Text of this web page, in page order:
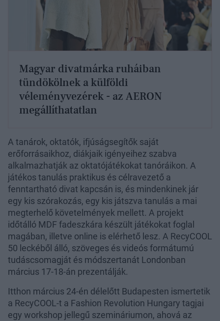
Magyar divatmárka ruháiban
tündökölnek a külföldi
véleményvezérek - az AERON
megállíthatatlan
A tanárok, oktatók, ifjúságsegítők saját
erőforrásaikhoz, diákjaik igényeihez szabva
alkalmazhatják az oktatójátékokat tanóráikon. A
játékos tanulás praktikus és célravezető a
fenntartható divat kapcsán is, és mindenkinek jár
egy kis szórakozás, egy kis játszva tanulás a mai
megterhelő követelmények mellett. A projekt
időtálló MDF fadeszkára készült játékokat foglal
magában, illetve online is elérhető lesz. A RecyCOOL
50 leckéből álló, szöveges és videós formátumú
tudáscsomagját és módszertanát Londonban
március 17-18-án prezentálják.
Itthon március 24-én délelőtt Budapesten ismertetik
a RecyCOOL-t a Fashion Revolution Hungary tagjai
egy workshop jellegű szemináriumon, ahová az